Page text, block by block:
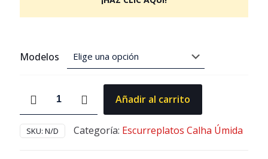
Modelos
platos
-
Añadir al carrito
SKU: N/D Categoría: Escurreplatos Calha Úmida